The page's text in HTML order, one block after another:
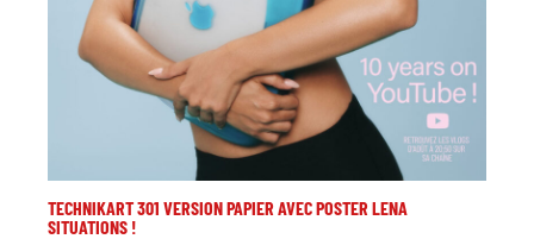
TECHNIKART 301 VERSION PAPIER AVEC POSTER LENA
SITUATIONS !